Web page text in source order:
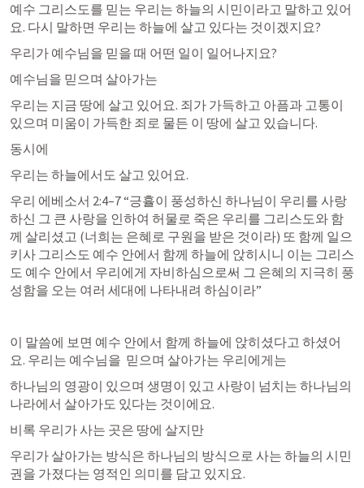
예수 그리스도를 믿는 우리는 하늘의 시민이라고 말하고 있어
요. 다시 말하면 우리는 하늘에 살고 있다는 것이겠지요?
우리가 예수님을 믿을 때 어떤 일이 일어나지요?
예수님을 믿으며 살아가는
우리는 지금 땅에 살고 있어요. 죄가 가득하고 아픔과 고통이
있으며 미움이 가득한 죄로 물든 이 땅에 살고 있습니다.
동시에
우리는 하늘에서도 살고 있어요.
우리 에베소서 2:4–7 “긍휼이 풍성하신 하나님이 우리를 사랑
하신 그 큰 사랑을 인하여 허물로 죽은 우리를 그리스도와 함
께 살리셨고 (너희는 은혜로 구원을 받은 것이라) 또 함께 일으
키사 그리스도 예수 안에서 함께 하늘에 앉히시니 이는 그리스
도 예수 안에서 우리에게 자비하심으로써 그 은혜의 지극히 풍
성함을 오는 여러 세대에 나타내려 하심이라”
이 말씀에 보면 예수 안에서 함께 하늘에 앉히셨다고 하셨어
요. 우리는 예수님을  믿으며 살아가는 우리에게는
하나님의 영광이 있으며 생명이 있고 사랑이 넘치는 하나님의
나라에서 살아가도 있다는 것이에요.
비록 우리가 사는 곳은 땅에 살지만
우리가 살아가는 방식은 하나님의 방식으로 사는 하늘의 시민
권을 가졌다는 영적인 의미를 담고 있지요.